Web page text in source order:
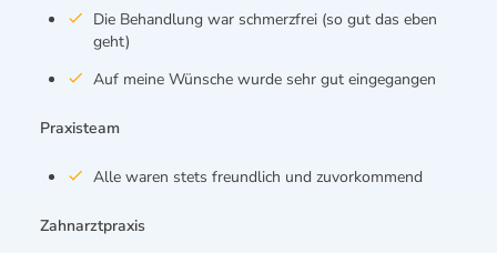
Die Behandlung war schmerzfrei (so gut das eben
geht)
Auf meine Wünsche wurde sehr gut eingegangen
Praxisteam
Alle waren stets freundlich und zuvorkommend
Zahnarztpraxis